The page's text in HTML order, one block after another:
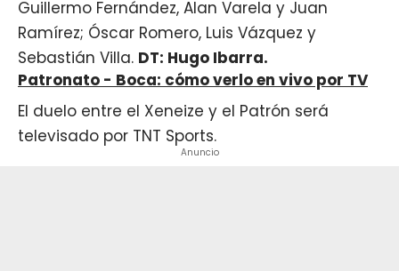
Guillermo Fernández, Alan Varela y Juan
Ramírez; Óscar Romero, Luis Vázquez y
Sebastián Villa. DT: Hugo Ibarra.
Patronato - Boca: cómo verlo en vivo por TV
El duelo entre el Xeneize y el Patrón será
televisado por TNT Sports.
Anuncio